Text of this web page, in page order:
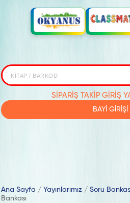
SİPARİŞ TAKİP GİRİŞ
BAYİ GİRİŞİ
Ana Sayfa / Yayınlarımız /Soru
Bankası